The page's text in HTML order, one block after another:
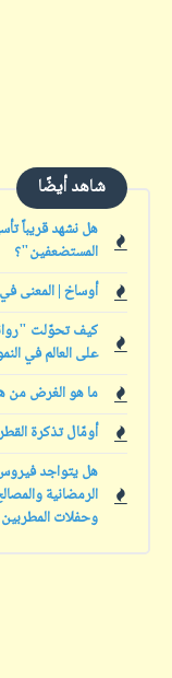
شاهد أيضًا
هل نشهد قريباً
المستضعفين"؟
أوساخ | المعنى
كيف تحوّلت
على العالم في
ما هو الغرض من
أومّال تذكرة
هل يتواجد
الرمضانية
وحفلات